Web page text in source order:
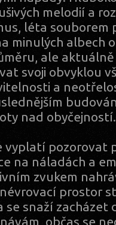
melodií a
léta souborem
minulých albech
ale
svoji obvyklou
a
nad obyčejností.
vyplatí pozorovat
na náladách a
zvukem
prostor
snaží zacházet
občas se